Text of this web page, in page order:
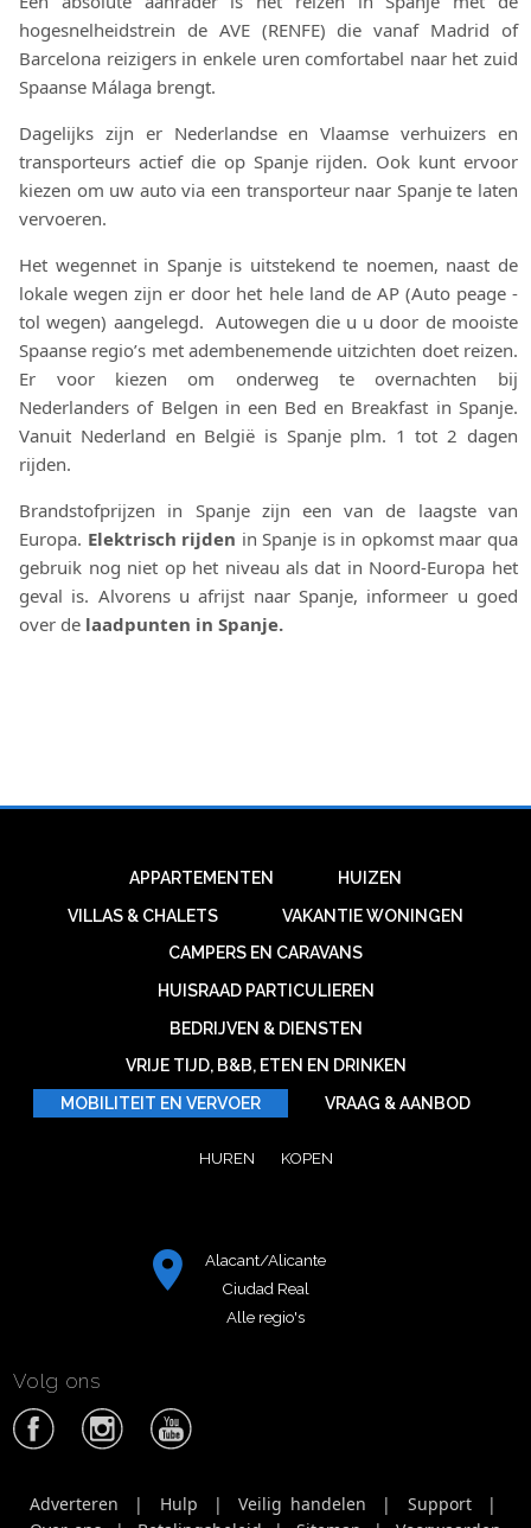
hogesnelheidstrein de AVE (RENFE) die vanaf Madrid of
Barcelona reizigers in enkele uren comfortabel naar het zuid
Spaanse Málaga brengt.
Dagelijks zijn er Nederlandse en Vlaamse verhuizers en
transporteurs actief die op Spanje rijden. Ook kunt ervoor
kiezen om uw auto via een transporteur naar Spanje te laten
vervoeren.
Het wegennet in Spanje is uitstekend te noemen, naast de
lokale wegen zijn er door het hele land de AP (Auto peage -
tol wegen) aangelegd. Autowegen die u u door de mooiste
Spaanse regio’s met adembenemende uitzichten doet reizen.
Er voor kiezen om onderweg te overnachten bij
Nederlanders of Belgen in een Bed en Breakfast in Spanje.
Vanuit Nederland en België is Spanje plm. 1 tot 2 dagen
rijden.
Brandstofprijzen in Spanje zijn een van de laagste van
Europa. Elektrisch rijden in Spanje is in opkomst maar qua
gebruik nog niet op het niveau als dat in Noord-Europa het
geval is. Alvorens u afrijst naar Spanje, informeer u goed
over de laadpunten in Spanje.
APPARTEMENTEN
HUIZEN
VILLAS & CHALETS
VAKANTIE WONINGEN
CAMPERS EN CARAVANS
HUISRAAD PARTICULIEREN
BEDRIJVEN & DIENSTEN
VRIJE TIJD, B&B, ETEN EN DRINKEN
MOBILITEIT EN VERVOER
VRAAG & AANBOD
HUREN KOPEN
Alacant/Alicante
Ciudad Real
Alle regio's
Volg ons
Adverteren | Hulp | Veilig handelen | Support|